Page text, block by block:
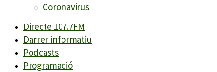
Coronavirus
Directe 107.7FM
Darrer informatiu
Podcasts
Programació